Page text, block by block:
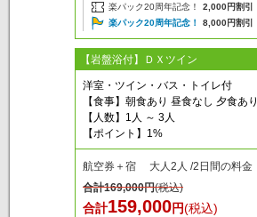
楽パック20周年記念！
2,000円割引
楽パック20周年記念！
8,000円割引
【岩盤浴付】ＤＸツイン
洋室・ツイン・バス・トイレ付
【食事】朝食あり 昼食なし 夕食あり
【人数】1人 ～ 3人
【ポイント】1%
航空券＋宿 大人2人 /2日間の料金
合計169,000円(税込)
合計159,000円(税込)